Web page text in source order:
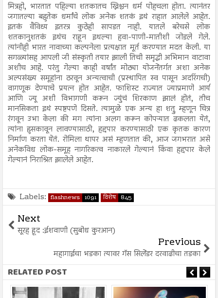
मित्रहो, भारतात पहिल्या शतकातच ख्रिश्चन धर्म पोहचला होता. त्यानंतर
जगातल्या बहुतेक धर्मांचे लोक अनेक शतकं इथं राहात आलेले आहेत.
इतकं वैविध्य इतरत्र कुठेही सापडत नाही. यातले बरेचसे लोक
शतकानुशतकं इथंच राहून इथल्या हवा-पाणी-मातीशी जोडले गेले.
त्यांनीही भारत नावाच्या कल्पनेला प्रत्यक्षात मूर्त करण्यात मदत केली. या
सगळ्यांसह आपली जी संस्कृती तयार झाली तिची समृद्धी अभिमान वाटावा
अशीच आहे. परंतु गेल्या काही वर्षांत मोठ्या योजनेंतर्गत अशा अनेक
अल्पसंख्य समूहांना ठरवून अन्यत्वाची (प्रस्थापित स्व पासून अदरिंगची)
वागणूक देण्याचे प्रयत्न होत आहेत. फाशिस्ट राज्यात ज्याप्रमाणे आर्य
आणि ज्यू अशी विभागणी करून ज्युंचं शिरकाण झालं होतं, तीच
मानसिकता इथं स्पष्टपणे दिसते. त्यामुळे एक अन्य हा शत्रु म्हणून चित्र
रंगवून उभा केला की मग त्यांना अलग करून कोपऱ्यात ढकलता येतं,
त्यांना हुसकावून लावण्यासाठी, हद्दपार करण्यासाठी एक कृतक कारण
निर्माण करता येतं. रोमिला थापर असं म्हणतात की, आज जगभरात असे
अनेकविध लोक-समूह नागरिकत्व नाकारले गेल्यानं किंवा हद्दपार केले
गेल्यानं निराश्रित झालेले आहेत.
Labels: flashnews 1091 विशेष 845
Next
सूरह हूद :ईशवाणी (सुबोध कुरआन)
Previous
महागाईचा भडका त्यावर गॅस सिलेंडर दरवाढीचा तडका
RELATED POST